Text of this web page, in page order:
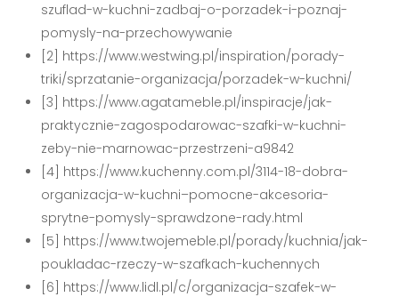
szuflad-w-kuchni-zadbaj-o-porzadek-i-poznaj-
pomysly-na-przechowywanie
[2] https://www.westwing.pl/inspiration/porady-
triki/sprzatanie-organizacja/porzadek-w-kuchni/
[3] https://www.agatameble.pl/inspiracje/jak-
praktycznie-zagospodarowac-szafki-w-kuchni-
zeby-nie-marnowac-przestrzeni-a9842
[4] https://www.kuchenny.com.pl/3114-18-dobra-
organizacja-w-kuchni–pomocne-akcesoria-
sprytne-pomysly-sprawdzone-rady.html
[5] https://www.twojemeble.pl/porady/kuchnia/jak-
poukladac-rzeczy-w-szafkach-kuchennych
[6] https://www.lidl.pl/c/organizacja-szafek-w-